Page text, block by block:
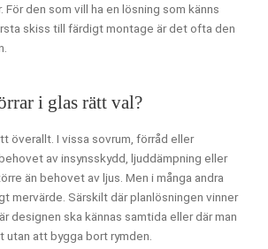
För den som vill ha en lösning som känns
skiss till färdigt montage är det ofta den
i glas rätt val?
överallt. I vissa sovrum, förråd eller
av insynsskydd, ljuddämpning eller
än behovet av ljus. Men i många andra
mervärde. Särskilt där planlösningen vinner
designen ska kännas samtida eller där man
utan att bygga bort rymden.